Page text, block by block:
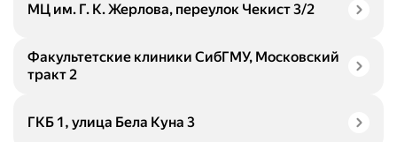
МЦ им. Г. К. Жерлова, переулок Чекист 3/2
Факультетские клиники СибГМУ, Московский
тракт 2
ГКБ 1, улица Бела Куна 3